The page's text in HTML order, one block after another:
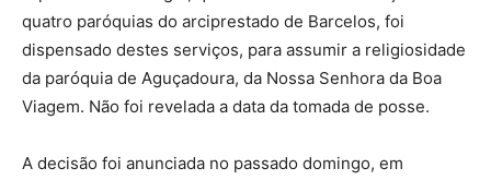
quatro paróquias do arciprestado de Barcelos, foi
dispensado destes serviços, para assumir a religiosidade
da paróquia de Aguçadoura, da Nossa Senhora da Boa
Viagem. Não foi revelada a data da tomada de posse.
A decisão foi anunciada no passado domingo, em